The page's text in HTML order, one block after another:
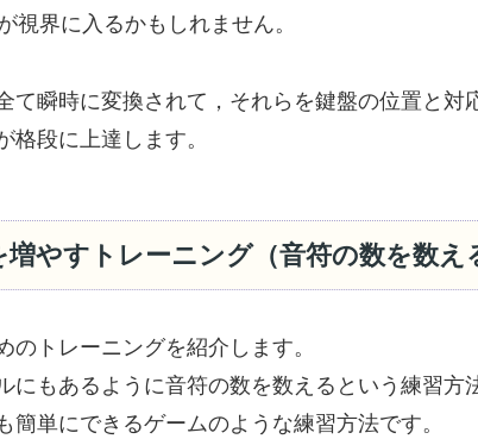
視界に入るかもしれません。
て瞬時に変換されて，それらを鍵盤の位置と対
格段に上達します。
やすトレーニング（音符の数を数え
トレーニングを紹介します。
にもあるように音符の数を数えるという練習方
単にできるゲームのような練習方法です。